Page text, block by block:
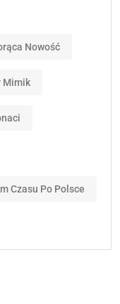
Nowość
Mimik
Czasu Po Polsce